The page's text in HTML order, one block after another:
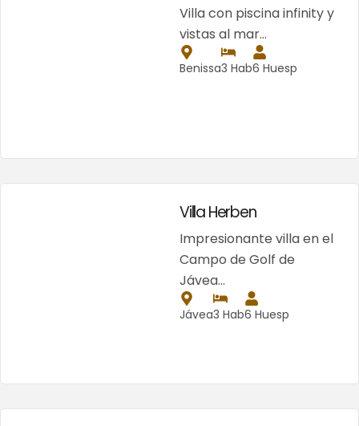
Villa con piscina infinity y
vistas al mar…
Benissa3 Hab6 Huesp
Villa Herben
Impresionante villa en el
Campo de Golf de
Jávea…
Jávea3 Hab6 Huesp